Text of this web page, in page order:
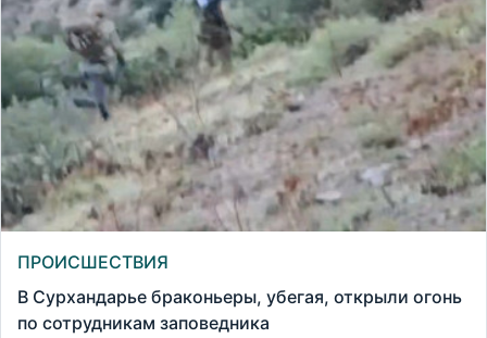
ПРОИСШЕСТВИЯ
В Сурхандарье браконьеры, убегая, открыли огонь
по сотрудникам заповедника